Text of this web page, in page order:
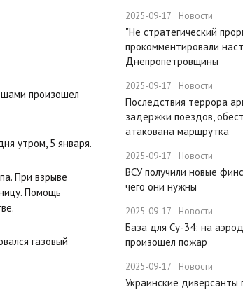
произошел
утром, 5 января.
При взрыве
Помощь
газовый
2025-09-17 Новости
"Не стратегический
прокомментировали
Днепропетровщины
2025-09-17 Новости
Последствия террора
задержки поездов,
атакована маршрутка
2025-09-17 Новости
ВСУ получили новые
чего они нужны
2025-09-17 Новости
База для Су-34: на
произошел пожар
2025-09-17 Новости
Украинские диверсанты